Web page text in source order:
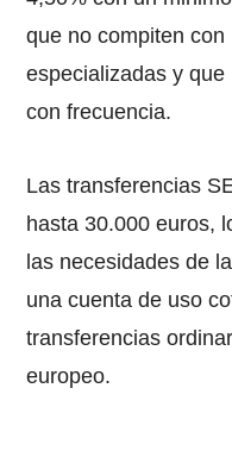
que no compiten
especializadas y
con frecuencia.
Las transferencias
hasta 30.000 euros,
las necesidades de
una cuenta de uso
transferencias
europeo.